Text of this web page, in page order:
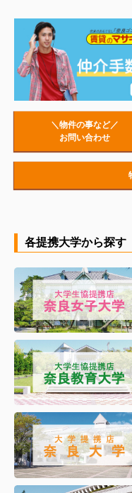
＼物件の事など／
お問い合わせ
各提携大学から探す